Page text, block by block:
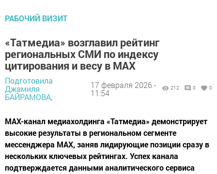
РАБОЧИЙ ВИЗИТ
«Татмедиа» возглавил рейтинг
региональных СМИ по индексу
цитирования и весу в MAX
Подготовила
Джамиля
БАЙРАМОВА,
17 февраля 2026 -
11:54
212 0 0
MAX-канал медиахолдинга «Татмедиа» демонстрирует
высокие результаты в региональном сегменте
мессенджера MAX, заняв лидирующие позиции сразу в
нескольких ключевых рейтингах. Успех канала
подтверждается данными аналитического сервиса